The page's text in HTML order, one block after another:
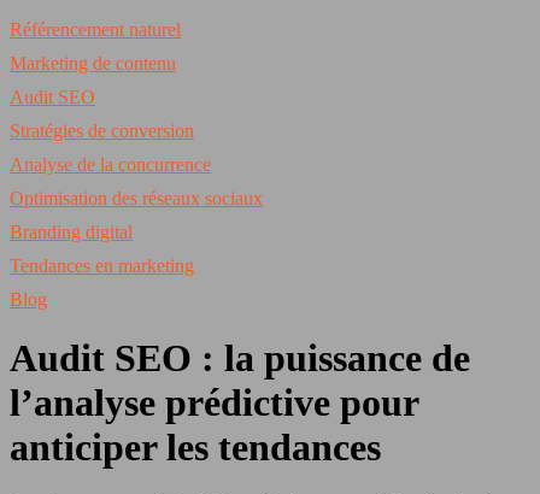
Référencement naturel
Marketing de contenu
Audit SEO
Stratégies de conversion
Analyse de la concurrence
Optimisation des réseaux sociaux
Branding digital
Tendances en marketing
Blog
Audit SEO : la puissance de
l’analyse prédictive pour
anticiper les tendances